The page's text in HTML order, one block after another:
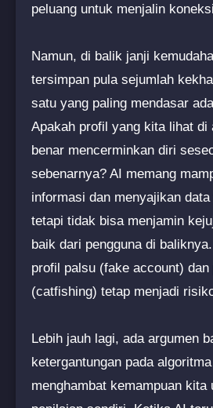
peluang untuk menjalin
Namun, di balik janji
tersimpan pula sejumlah
satu yang paling mendasar
Apakah profil yang kita lihat di
benar mencerminkan diri
sebenarnya? AI memang
informasi dan menyajikan
tetapi tidak bisa menjamin
baik dari pengguna di
profil palsu (fake account) dan
(catfishing) tetap menjadi
Lebih jauh lagi, ada argumen
ketergantungan pada
menghambat kemampuan kita